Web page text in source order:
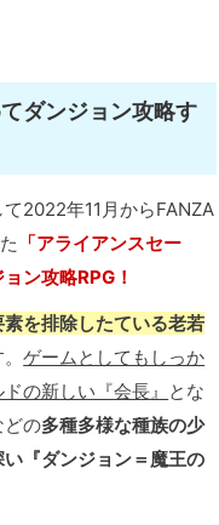
ダンジョン攻略す
2022年11月からFANZA
「アライアンスセー
ン攻略RPG！
を排除したている老若
。ゲームとしてもしっか
の新しい『会長』 とな
どの多種多様な種族の少
『ダンジョン＝魔王の